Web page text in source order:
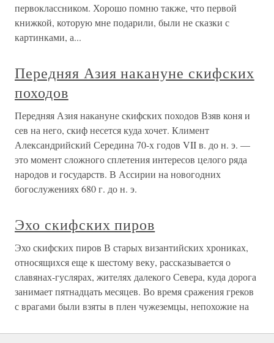
первоклассником. Хорошо помню также, что первой
книжкой, которую мне подарили, были не сказки с
картинками, а...
Передняя Азия накануне скифских
походов
Передняя Азия накануне скифских походов Взяв коня и
сев на него, скиф несется куда хочет. Климент
Александрийский Середина 70-х годов VII в. до н. э. —
это момент сложного сплетения интересов целого ряда
народов и государств. В Ассирии на новогодних
богослужениях 680 г. до н. э.
Эхо скифских пиров
Эхо скифских пиров В старых византийских хрониках,
относящихся еще к шестому веку, рассказывается о
славянах-гуслярах, жителях далекого Севера, куда дорога
занимает пятнадцать месяцев. Во время сражения греков
с врагами были взяты в плен чужеземцы, непохожие на